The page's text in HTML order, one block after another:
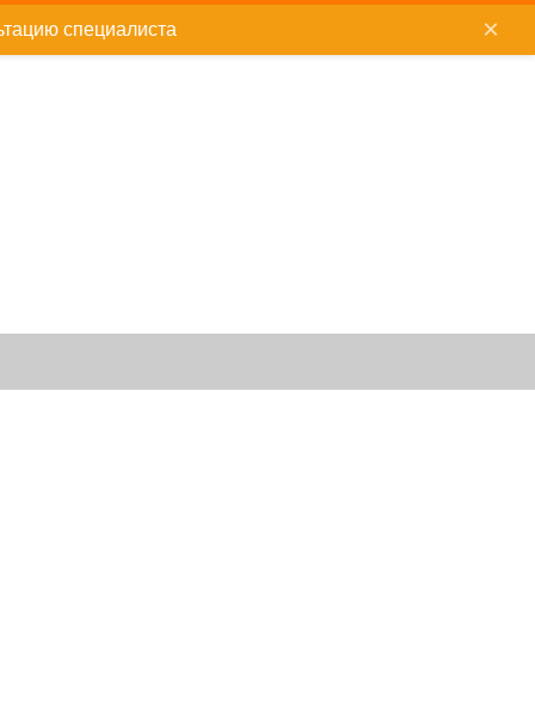
специалиста ×